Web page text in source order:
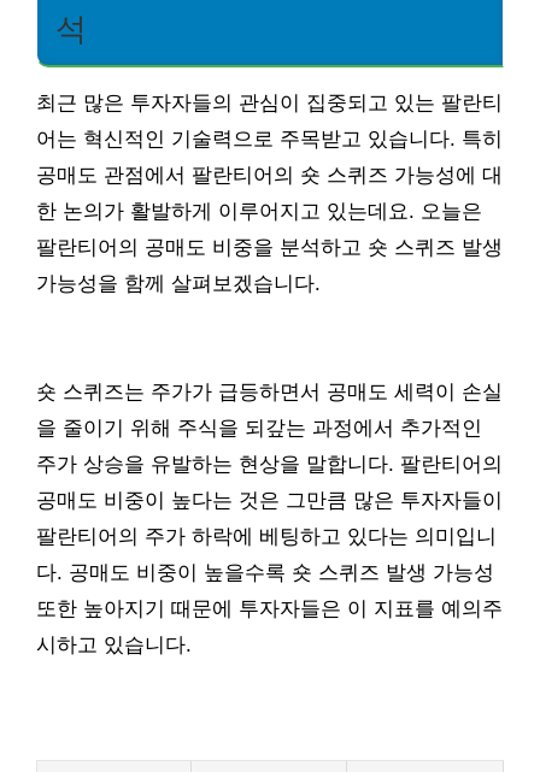
석
최근 많은 투자자들의 관심이 집중되고 있는 팔란티
어는 혁신적인 기술력으로 주목받고 있습니다. 특히
공매도 관점에서 팔란티어의 숏 스퀴즈 가능성에 대
한 논의가 활발하게 이루어지고 있는데요. 오늘은
팔란티어의 공매도 비중을 분석하고 숏 스퀴즈 발생
가능성을 함께 살펴보겠습니다.
숏 스퀴즈는 주가가 급등하면서 공매도 세력이 손실
을 줄이기 위해 주식을 되갚는 과정에서 추가적인
주가 상승을 유발하는 현상을 말합니다. 팔란티어의
공매도 비중이 높다는 것은 그만큼 많은 투자자들이
팔란티어의 주가 하락에 베팅하고 있다는 의미입니
다. 공매도 비중이 높을수록 숏 스퀴즈 발생 가능성
또한 높아지기 때문에 투자자들은 이 지표를 예의주
시하고 있습니다.